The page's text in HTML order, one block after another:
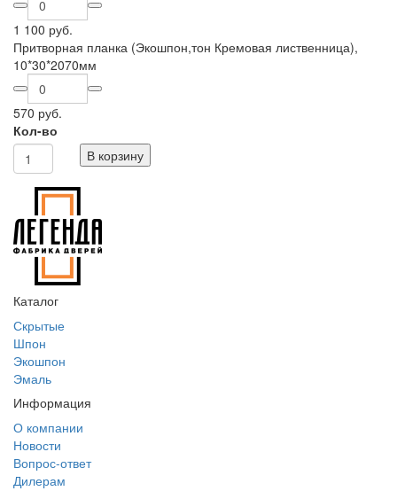
1 100 руб.
Притворная планка (Экошпон,тон Кремовая лиственница),
10*30*2070мм
570 руб.
Кол-во
В корзину
Каталог
Скрытые
Шпон
Экошпон
Эмаль
Информация
О компании
Новости
Вопрос-ответ
Дилерам